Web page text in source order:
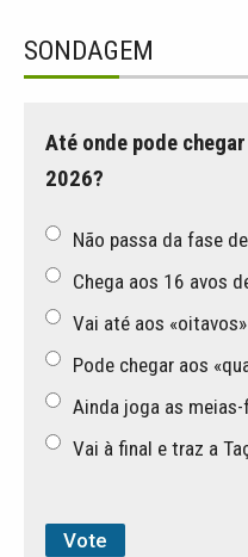
SONDAGEM
Até onde pode
2026?
Não passa da fase
Chega aos 16 avos
Vai até aos «oitavos»
Pode chegar aos
Ainda joga as
Vai à final e traz a